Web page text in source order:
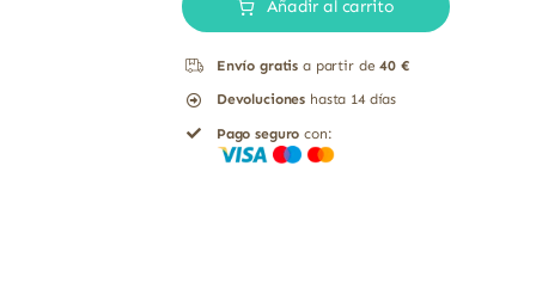
de
integral
bio
El
Añadir al carrito
Envío gratis a partir de40 €
Devoluciones hasta 14 días
Pago seguro con: